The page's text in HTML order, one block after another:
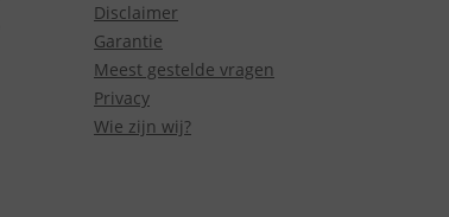
Disclaimer
Garantie
Meest gestelde vragen
Privacy
Wie zijn wij?